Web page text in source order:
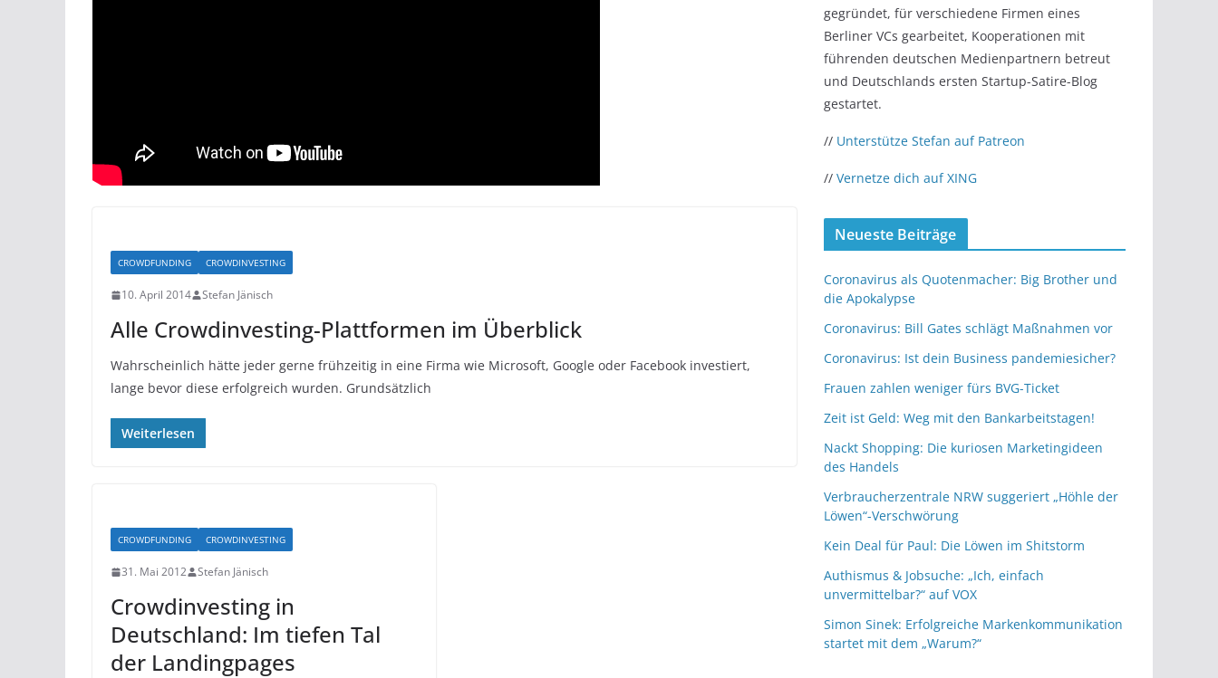
CROWDFUNDING CROWDINVESTING
10. April 2014 Stefan Jänisch
Alle Crowdinvesting-Plattformen im Überblick
Wahrscheinlich hätte jeder gerne frühzeitig in eine Firma wie Microsoft, Google oder Facebook investiert,
lange bevor diese erfolgreich wurden. Grundsätzlich
Weiterlesen
CROWDFUNDING CROWDINVESTING
31. Mai 2012 Stefan Jänisch
Crowdinvesting in
Deutschland: Im tiefen Tal
der Landingpages
gegründet, für verschiedene Firmen eines
Berliner VCs gearbeitet, Kooperationen mit
führenden deutschen Medienpartnern betreut
und Deutschlands ersten Startup-Satire-Blog
gestartet.
// Unterstütze Stefan auf Patreon
// Vernetze dich auf XING
Neueste Beiträge
Coronavirus als Quotenmacher: Big Brother und
die Apokalypse
Coronavirus: Bill Gates schlägt Maßnahmen vor
Coronavirus: Ist dein Business pandemiesicher?
Frauen zahlen weniger fürs BVG-Ticket
Zeit ist Geld: Weg mit den Bankarbeitstagen!
Nackt Shopping: Die kuriosen Marketingideen
des Handels
Verbraucherzentrale NRW suggeriert „Höhle der
Löwen“-Verschwörung
Kein Deal für Paul: Die Löwen im Shitstorm
Authismus & Jobsuche: „Ich, einfach
unvermittelbar?“ auf VOX
Simon Sinek: Erfolgreiche Markenkommunikation
startet mit dem „Warum?“